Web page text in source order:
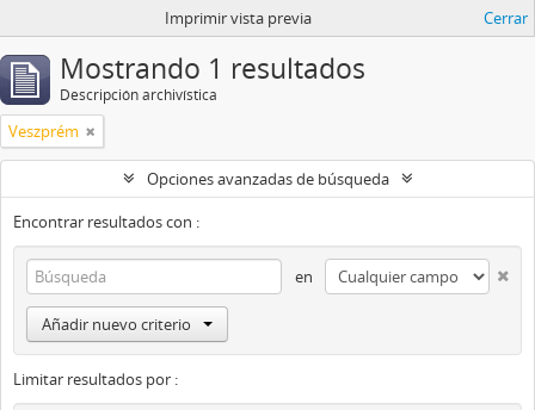
Imprimir vista previa Cerrar
Mostrando 1 resultados
Descripción archivística
Veszprém
Opciones avanzadas de búsqueda
Encontrar resultados con :
en
Añadir nuevo criterio
Limitar resultados por :